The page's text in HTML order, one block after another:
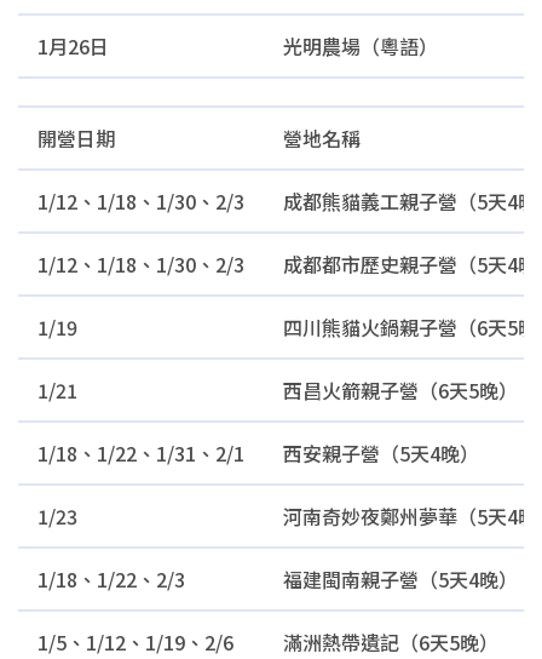
1月26日 光明農場（粵語）
開營日期 營地名稱
1/12、1/18、1/30、2/3 成都熊貓義工親子營（5天4
1/12、1/18、1/30、2/3 成都都市歷史親子營（5天4
1/19 四川熊貓火鍋親子營（6天5
1/21 西昌火箭親子營（6天5晚）
1/18、1/22、1/31、2/1 西安親子營（5天4晚）
1/23 河南奇妙夜鄭州夢華（5天4
1/18、1/22、2/3 福建閩南親子營（5天4晚）
1/5、1/12、1/19、2/6 滿洲熱帶遺記（6天5晚）